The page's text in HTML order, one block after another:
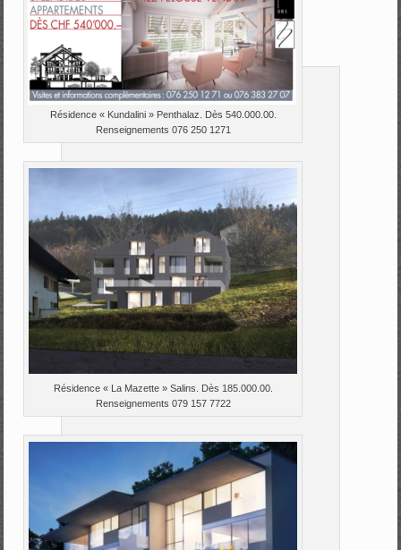
Résidence « Kundalini » Penthalaz. Dès 540.000.00.
Renseignements 076 250 1271
Résidence « La Mazette » Salins. Dès 185.000.00.
Renseignements 079 157 7722